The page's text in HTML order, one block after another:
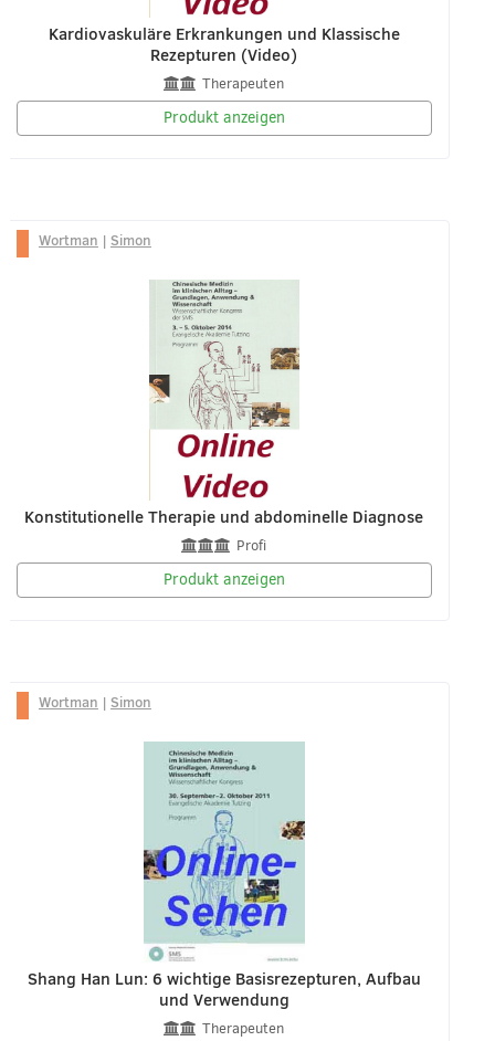
Kardiovaskuläre Erkrankungen und Klassische
Rezepturen (Video)
Therapeuten
Produkt anzeigen
Wortman | Simon
Konstitutionelle Therapie und abdominelle Diagnose
Profi
Produkt anzeigen
Wortman | Simon
Shang Han Lun: 6 wichtige Basisrezepturen, Aufbau
und Verwendung
Therapeuten